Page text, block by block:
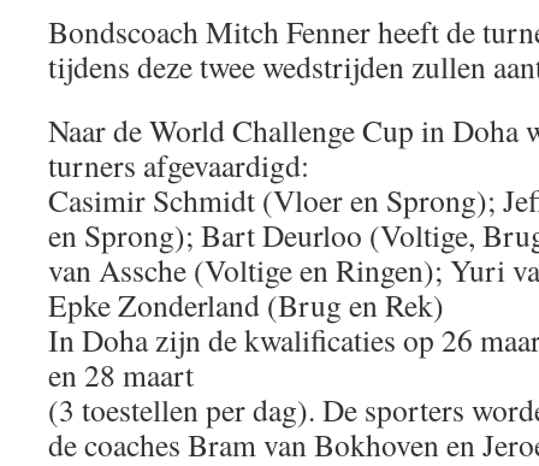
Bondscoach Mitch Fenner heeft de
tijdens deze twee wedstrijden zullen
Naar de World Challenge Cup in Doha
turners afgevaardigd:
Casimir Schmidt (Vloer en Sprong);
en Sprong); Bart Deurloo (Voltige,
van Assche (Voltige en Ringen); Yuri
Epke Zonderland (Brug en Rek)
In Doha zijn de kwalificaties op 26
en 28 maart
(3 toestellen per dag). De sporters
de coaches Bram van Bokhoven en